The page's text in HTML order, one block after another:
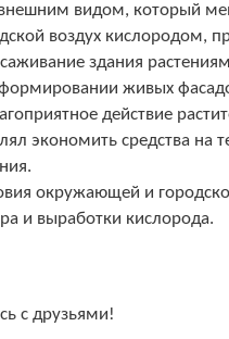
видом, который
воздух кислородом,
здания
живых
действие
экономить средства на
окружающей и
и выработки кислорода.
с друзьями!